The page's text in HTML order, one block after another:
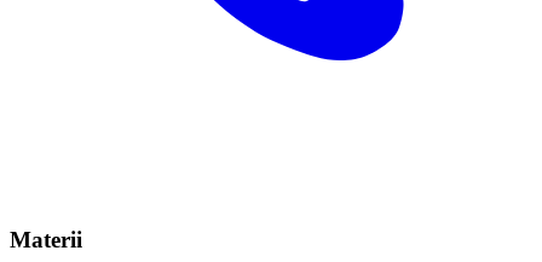
Materii